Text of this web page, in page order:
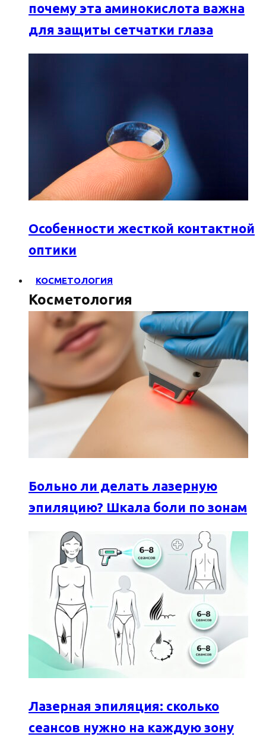
почему эта аминокислота важна
для защиты сетчатки глаза
Особенности жесткой контактной
оптики
КОСМЕТОЛОГИЯ
Косметология
Больно ли делать лазерную
эпиляцию? Шкала боли по зонам
Лазерная эпиляция: сколько
сеансов нужно на каждую зону